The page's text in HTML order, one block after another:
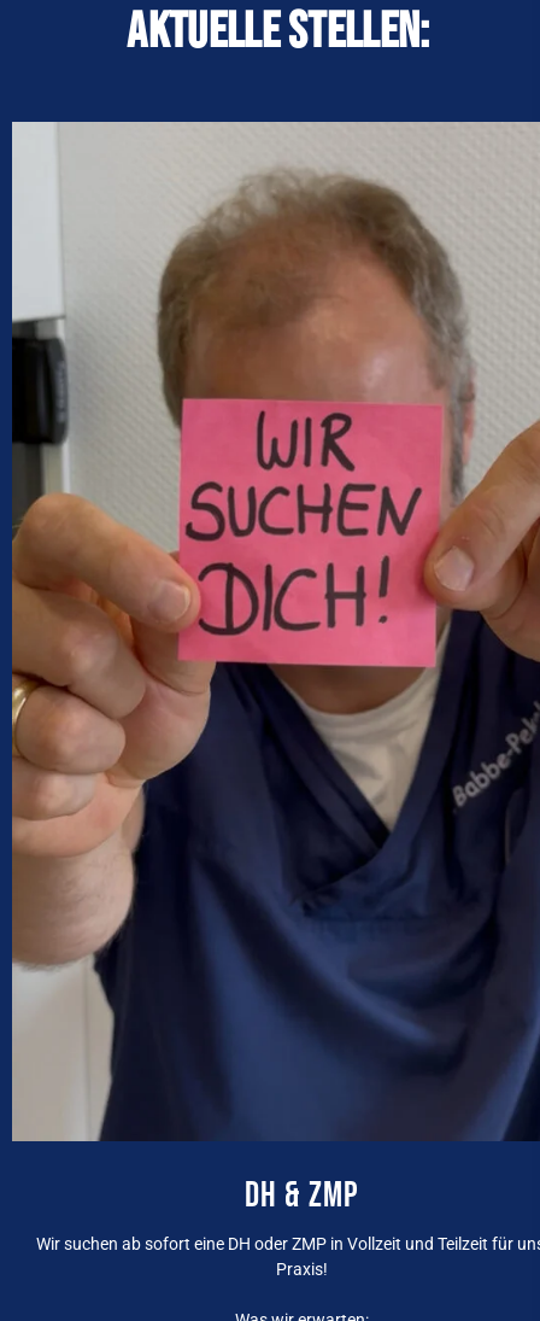
Aktuelle Stellen:
DH & ZMP
Wir suchen ab sofort eine DH oder ZMP in Vollzeit und Teilzeit für
Praxis!